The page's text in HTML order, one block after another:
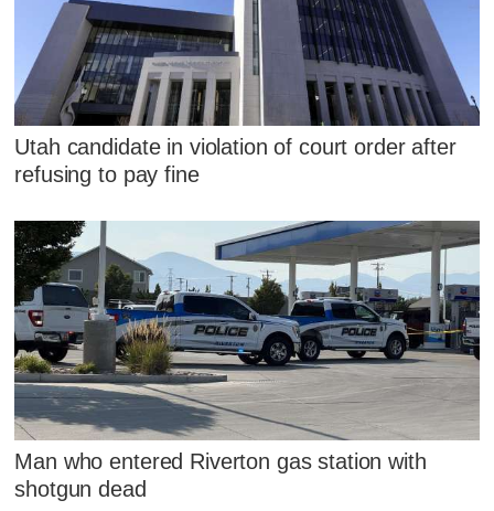
Utah candidate in violation of court order after
refusing to pay fine
Man who entered Riverton gas station with
shotgun dead